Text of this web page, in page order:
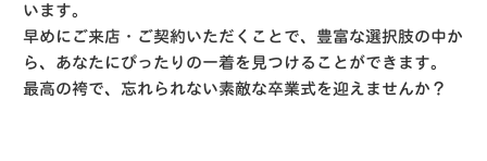
います。
早めにご来店・ご契約いただくことで、豊富な選択肢の中か
ら、あなたにぴったりの一着を見つけることができます。
最高の袴で、忘れられない素敵な卒業式を迎えませんか？